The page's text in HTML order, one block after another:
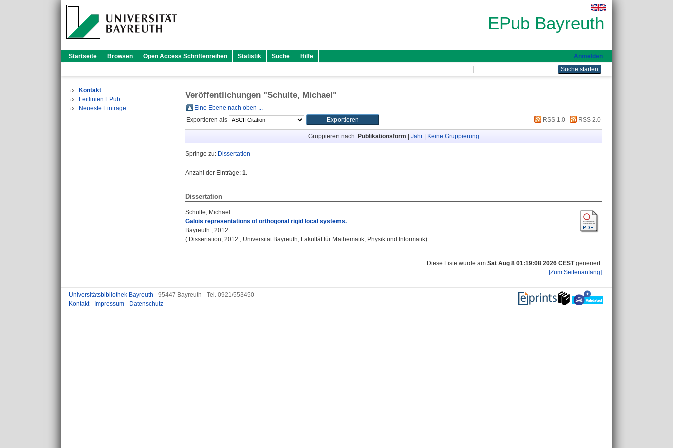
EPub Bayreuth
Startseite Browsen Open Access Schriftenreihen Statistik Suche Hilfe Anmelden
Kontakt
Leitlinien EPub
Neueste Einträge
Veröffentlichungen "Schulte, Michael"
Eine Ebene nach oben ...
Exportieren als
RSS 1.0 RSS 2.0
Gruppieren nach: Publikationsform Jahr| Keine Gruppierung
Springe zu: Dissertation
Anzahl der Einträge: 1.
Dissertation
Schulte, Michael :
Galois representations of orthogonal rigid local systems.
Bayreuth , 2012
( Dissertation, 2012 , Universität Bayreuth, Fakultät für Mathematik, Physik und Informatik)
Diese Liste wurde am Sat Aug 8 01:19:08 2026 CESTgeneriert.
[Zum Seitenanfang]
Universitätsbibliothek Bayreuth - 95447 Bayreuth - Tel. 0921/553450
Kontakt- Impressum - Datenschutz